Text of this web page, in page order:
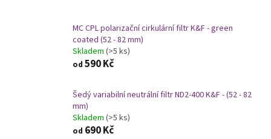
MC CPL polarizační cirkulární filtr K&F - green
coated (52 - 82 mm)
Skladem (>5 ks)
od 590 Kč
Šedý variabilní neutrální filtr ND2-400 K&F - (52 - 82
mm)
Skladem (>5 ks)
od 690 Kč